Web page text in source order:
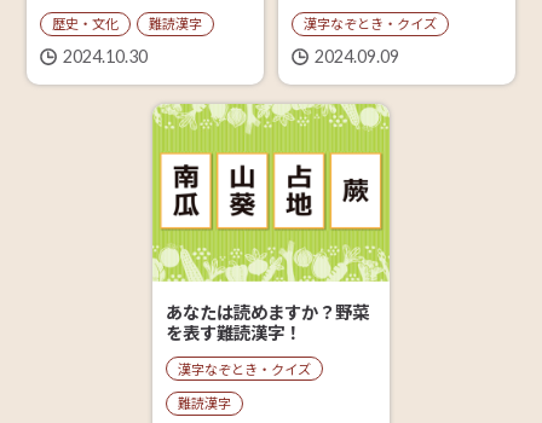
歴史・文化 難読漢字
2024.10.30
漢字なぞとき・クイズ
2024.09.09
あなたは読めますか？野菜
を表す難読漢字！
漢字なぞとき・クイズ
難読漢字